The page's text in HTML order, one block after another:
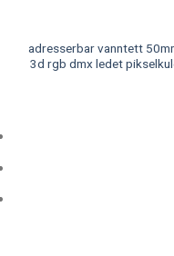
adresserbar vanntett
3d rgb dmx ledet